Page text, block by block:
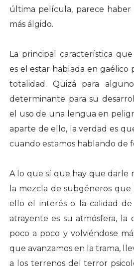
última película, parece
más álgido.
La principal característica
es el estar hablada en gaélico
totalidad. Quizá para
determinante para su
el uso de una lengua en
aparte de ello, la verdad es
cuando estamos hablando de
A lo que sí que hay que darle
la mezcla de subgéneros
ello el interés o la calidad
atrayente es su atmósfera, la
poco a poco y volviéndose
que avanzamos en la trama,
a los terrenos del terror